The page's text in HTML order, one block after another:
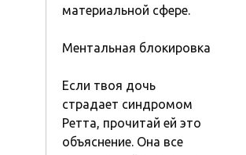
материальной сфере.
Ментальная блокировка
Если твоя дочь
страдает синдромом
Ретта, прочитай ей это
объяснение. Она все